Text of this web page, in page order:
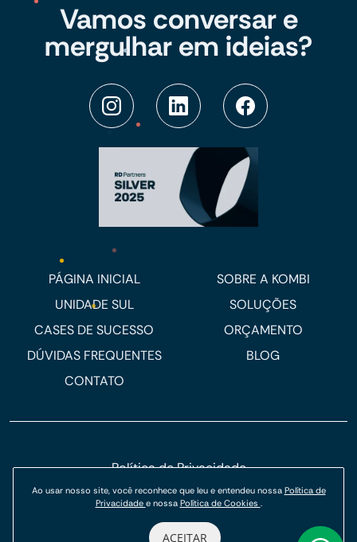
Vamos conversar e
mergulhar em ideias?
PÁGINA INICIAL
SOBRE A KOMBI
UNIDADE SUL
SOLUÇÕES
CASES DE SUCESSO
ORÇAMENTO
DÚVIDAS FREQUENTES
BLOG
CONTATO
Política de Privacidade
Política de Cookies
© Kombi Agência Digital 2026.
Ao usar nosso site, você reconhece que leu e entendeu nossa Política de
Privacidade e nossa Política de Cookies .
ACEITAR